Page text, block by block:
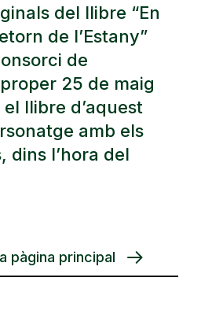
del llibre “En
de l’Estany”
de
proper 25 de maig
llibre d’aquest
amb els
dins l’hora del
pàgina principal